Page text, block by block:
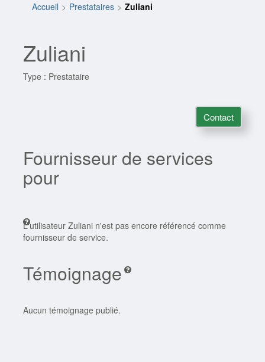
Accueil Prestataires Zuliani
Zuliani
Type : Prestataire
Contact
Fournisseur de services
pour
L'utilisateur Zuliani n'est pas encore référencé comme
fournisseur de service.
Témoignage
Aucun témoignage publié.